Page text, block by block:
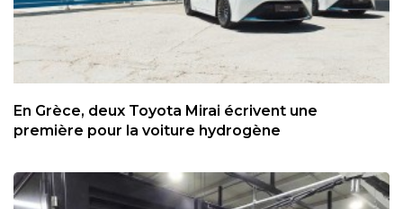
En Grèce, deux Toyota Mirai écrivent une
première pour la voiture hydrogène